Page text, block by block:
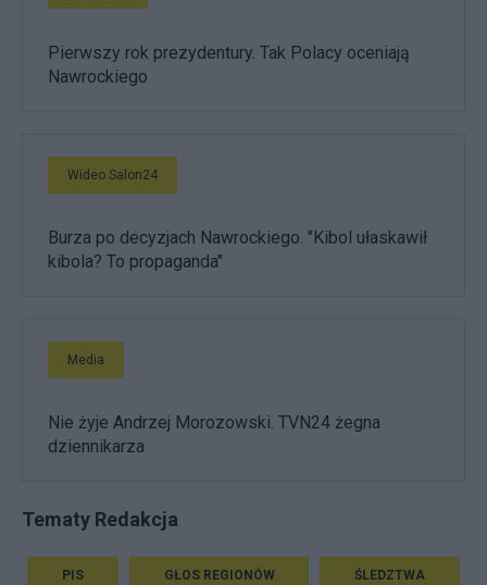
Pierwszy rok prezydentury. Tak Polacy oceniają
Nawrockiego
Wideo Salon24
Burza po decyzjach Nawrockiego. "Kibol ułaskawił
kibola? To propaganda"
Media
Nie żyje Andrzej Morozowski. TVN24 żegna
dziennikarza
Tematy Redakcja
PIS GŁOS REGIONÓW ŚLEDZTWA